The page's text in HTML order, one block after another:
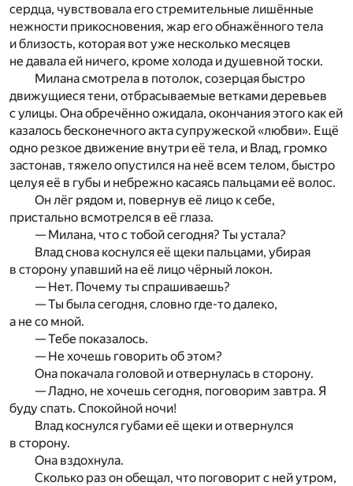
сердца, чувствовала его стремительные лишённые
нежности прикосновения, жар его обнажённого тела
и близость, которая вот уже несколько месяцев
не давала ей ничего, кроме холода и душевной тоски.
Милана смотрела в потолок, созерцая быстро
движущиеся тени, отбрасываемые ветками деревьев
с улицы. Она обречённо ожидала, окончания этого как ей
казалось бесконечного акта супружеской «любви». Ещё
одно резкое движение внутри её тела, и Влад, громко
застонав, тяжело опустился на неё всем телом, быстро
целуя её в губы и небрежно касаясь пальцами её волос.
Он лёг рядом и, повернув её лицо к себе,
пристально всмотрелся в её глаза.
— Милана, что с тобой сегодня? Ты устала?
Влад снова коснулся её щеки пальцами, убирая
в сторону упавший на её лицо чёрный локон.
— Нет. Почему ты спрашиваешь?
— Ты была сегодня, словно где-то далеко,
а не со мной.
— Тебе показалось.
— Не хочешь говорить об этом?
Она покачала головой и отвернулась в сторону.
— Ладно, не хочешь сегодня, поговорим завтра. Я
буду спать. Спокойной ночи!
Влад коснулся губами её щеки и отвернулся
в сторону.
Она вздохнула.
Сколько раз он обещал, что поговорит с ней утром,